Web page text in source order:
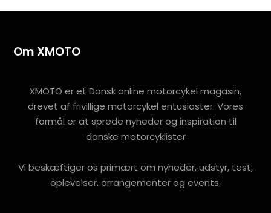
Om XMOTO
XMOTO er et Dansk online motorcykel magasin,
drevet af frivillige motorcykel entusiaster. Vores
formål er at sprede nyheder og inspiration til
danske motorcyklister
Vi beskæftiger os primært om nyheder, udstyr, test,
oplevelser, arrangementer og events.